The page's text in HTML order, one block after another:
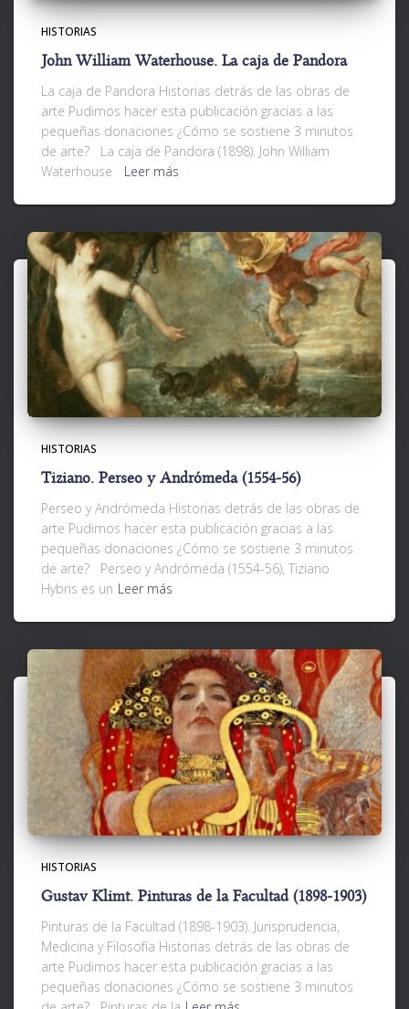
HISTORIAS
John William Waterhouse. La caja de Pandora
La caja de Pandora Historias detrás de las obras de
arte Pudimos hacer esta publicación gracias a las
pequeñas donaciones ¿Cómo se sostiene 3 minutos
de arte? La caja de Pandora (1898). John William
Waterhouse
Leer más
HISTORIAS
Tiziano. Perseo y Andrómeda (1554-56)
Perseo y Andrómeda Historias detrás de las obras de
arte Pudimos hacer esta publicación gracias a las
pequeñas donaciones ¿Cómo se sostiene 3 minutos
de arte? Perseo y Andrómeda (1554-56), Tiziano
Hybris es un Leer más
HISTORIAS
Gustav Klimt. Pinturas de la Facultad (1898-1903)
Pinturas de la Facultad (1898-1903). Jurisprudencia,
Medicina y Filosofía Historias detrás de las obras de
arte Pudimos hacer esta publicación gracias a las
pequeñas donaciones ¿Cómo se sostiene 3 minutos